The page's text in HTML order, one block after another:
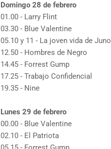
Domingo 28 de febrero
01.00 - Larry Flint
03.30 - Blue Valentine
05.10 y 11 - La joven vida de Juno
12.50 - Hombres de Negro
14.45 - Forrest Gump
17.25 - Trabajo Confidencial
19.35 - Nine
Lunes 29 de febrero
00.00 - Blue Valentine
02.10 - El Patriota